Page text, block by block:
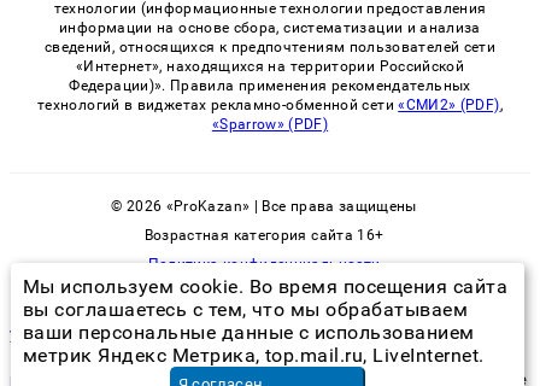
технологии (информационные технологии предоставления
информации на основе сбора, систематизации и анализа
сведений, относящихся к предпочтениям пользователей сети
«Интернет», находящихся на территории Российской
Федерации)». Правила применения рекомендательных
технологий в виджетах рекламно-обменной сети«СМИ2» (PDF),
«Sparrow» (PDF)
© 2026 «ProKazan» | Все права защищены
Возрастная категория сайта 16+
Политика конфиденциальности
уничтожения клопов в квартире в москве
разработка создание поддержка и продвижение сайтов в Москве
Мы используем cookie. Во время посещения сайта
вы соглашаетесь с тем, что мы обрабатываем
ваши персональные данные с использованием
метрик Яндекс Метрика, top.mail.ru, LiveInternet.